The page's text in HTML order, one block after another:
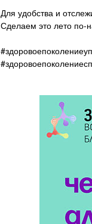
Для удобства и
Сделаем это лето по-